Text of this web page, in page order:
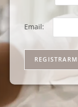
Email: